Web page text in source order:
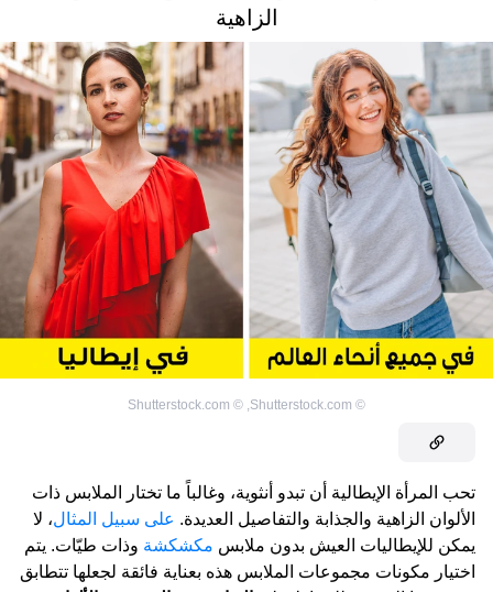
الزاهية
©
Shutterstock.com
©
Shutterstock.com
تحب المرأة الإيطالية أن تبدو أنثوية، وغالباً ما تختار الملابس ذات
الألوان الزاهية والجذابة والتفاصيل العديدة. على سبيل المثال، لا
يمكن للإيطاليات العيش بدون ملابس مكشكشة وذات طيّات. يتم
اختيار مكونات مجموعات الملابس هذه بعناية فائقة لجعلها تتطابق